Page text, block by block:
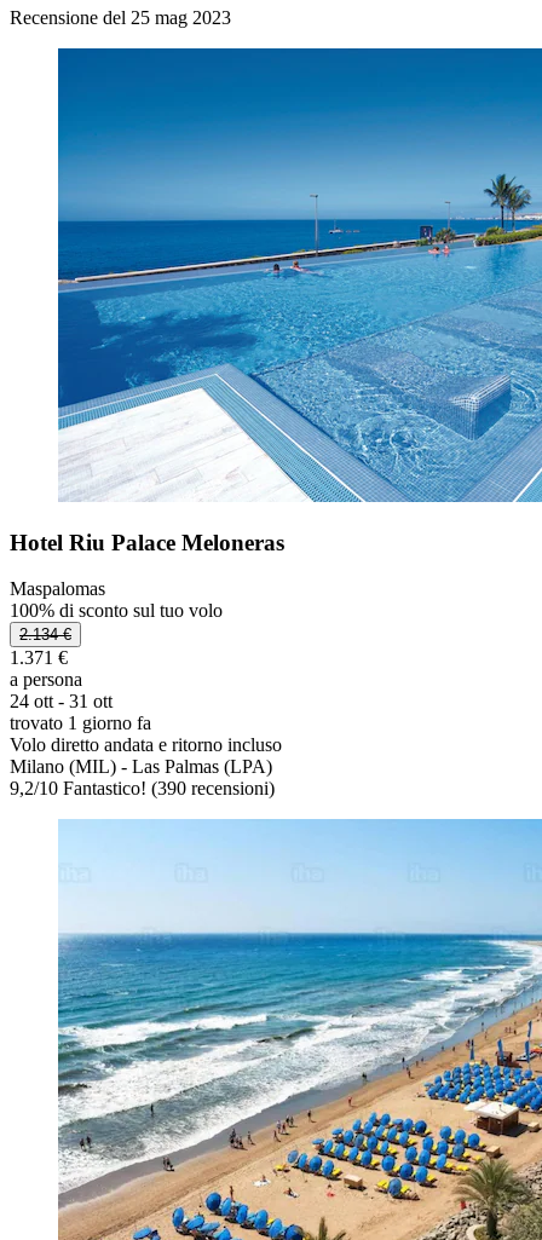
Recensione del 25 mag 2023
Hotel Riu Palace Meloneras
Maspalomas
100% di sconto sul tuo volo
2.134 €
1.371 €
a persona
24 ott - 31 ott
trovato 1 giorno fa
Volo diretto andata e ritorno incluso
Milano (MIL) - Las Palmas (LPA)
9,2/10 Fantastico! (390 recensioni)